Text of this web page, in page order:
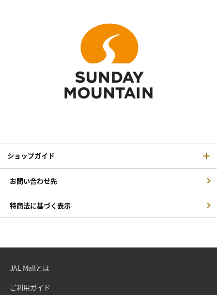
ショップガイド
お問い合わせ先
特商法に基づく表示
JAL Mallとは
ご利用ガイド